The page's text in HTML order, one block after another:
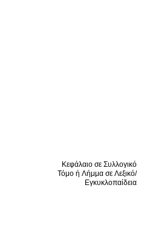
Κεφάλαιο σε Συλλογικό
Τόμο ή Λήμμα σε Λεξικό/
Εγκυκλοπαίδεια